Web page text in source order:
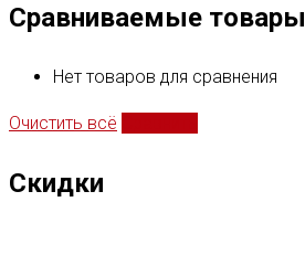
Сравниваемые товары
Нет товаров для сравнения
Очистить всё
Скидки